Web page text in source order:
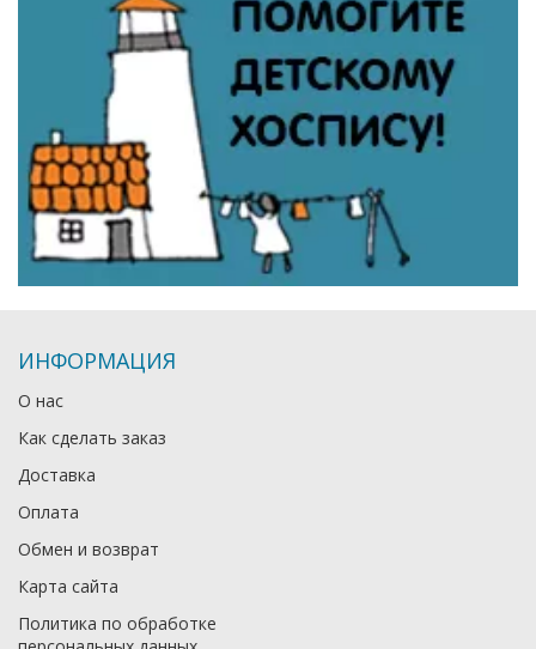
ИНФОРМАЦИЯ
О нас
Как сделать заказ
Доставка
Оплата
Обмен и возврат
Карта сайта
Политика по обработке